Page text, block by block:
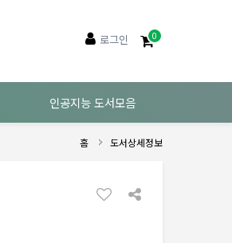
로그인 0
인공지능 도서모음
홈 도서상세정보